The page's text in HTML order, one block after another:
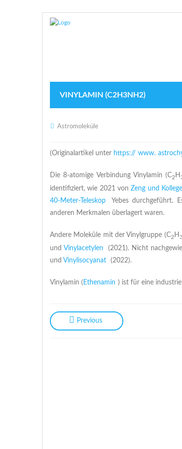
VINYLAMIN (C2H3NH2)
Astromoleküle
(Originalartikel unter https:// www.
Die 8-atomige Verbindung Vinylamin (C2 H
identifiziert, wie 2021 vonZeng und
40-Meter-Teleskop
Yebes durchgeführt.
anderen Merkmalen überlagert waren.
Andere Moleküle mit der Vinylgruppe (C2 H
undVinylacetylen (2021). Nicht
und Vinylisocyanat (2022).
Vinylamin ( Ethenamin ) ist für eine
Previous